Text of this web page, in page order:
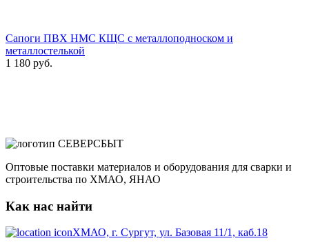
Сапоги ПВХ НМС КЩС с металлоподноском и
металлостелькой
1 180 руб.
Оптовые поставки материалов и оборудования для сварки и
строительства по ХМАО, ЯНАО
Как нас найти
ХМАО, г. Сургут, ул. Базовая 11/1, каб.18